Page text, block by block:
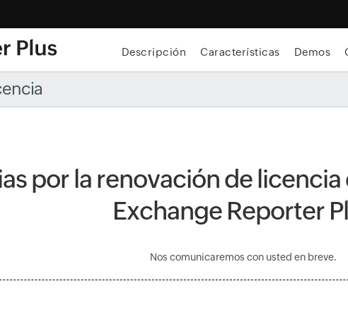
Descripción Características Demos
por la renovación de
Exchange Reporter
Nos comunicaremos con usted en breve.